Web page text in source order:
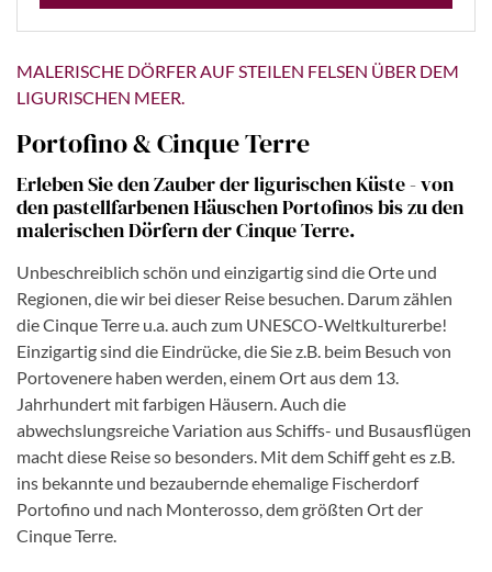
MALERISCHE DÖRFER AUF STEILEN FELSEN ÜBER DEM
LIGURISCHEN MEER.
Portofino & Cinque Terre
Erleben Sie den Zauber der ligurischen Küste - von
den pastellfarbenen Häuschen Portofinos bis zu den
malerischen Dörfern der Cinque Terre.
Unbeschreiblich schön und einzigartig sind die Orte und
Regionen, die wir bei dieser Reise besuchen. Darum zählen
die Cinque Terre u.a. auch zum UNESCO-Weltkulturerbe!
Einzigartig sind die Eindrücke, die Sie z.B. beim Besuch von
Portovenere haben werden, einem Ort aus dem 13.
Jahrhundert mit farbigen Häusern. Auch die
abwechslungsreiche Variation aus Schiffs- und Busausflügen
macht diese Reise so besonders. Mit dem Schiff geht es z.B.
ins bekannte und bezaubernde ehemalige Fischerdorf
Portofino und nach Monterosso, dem größten Ort der
Cinque Terre.